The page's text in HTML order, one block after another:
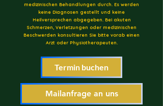
medizinischen Behandlungen durch. Es werden
keine Diagnosen gestellt und keine
Heilversprechen abgegeben. Bei akuten
Schmerzen, Verletzungen oder medizinischen
Beschwerden konsultieren Sie bitte vorab einen
Arzt oder Physiotherapeuten.​
Termin buchen
Mailanfrage an uns